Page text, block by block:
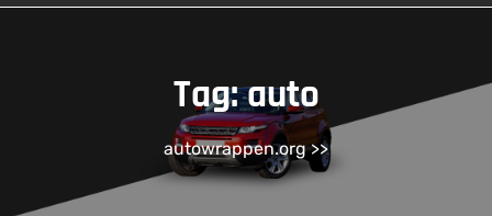
Tag:auto
autowrappen.org>>